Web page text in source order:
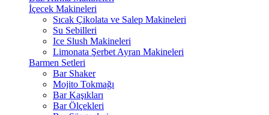
İçecek Makineleri
Sıcak Çikolata ve Salep Makineleri
Su Sebilleri
Ice Slush Makineleri
Limonata Şerbet Ayran Makineleri
Barmen Setleri
Bar Shaker
Mojito Tokmağı
Bar Kaşıkları
Bar Ölçekleri